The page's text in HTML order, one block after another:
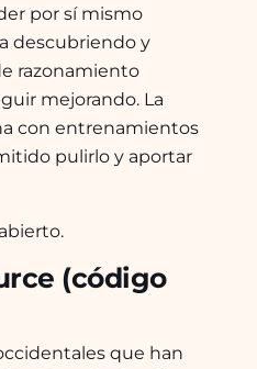
por sí mismo
descubriendo y
razonamiento
mejorando. La
con entrenamientos
pulirlo y aportar
(código
que han